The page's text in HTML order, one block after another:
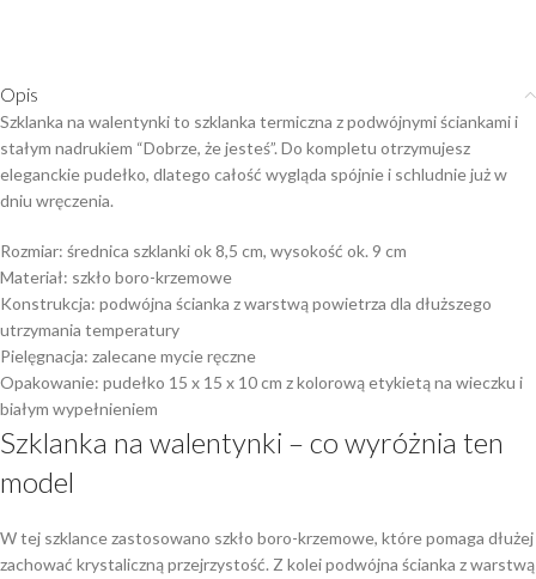
Opis
Szklanka na walentynki to szklanka termiczna z podwójnymi ściankami i
stałym nadrukiem “Dobrze, że jesteś”. Do kompletu otrzymujesz
eleganckie pudełko, dlatego całość wygląda spójnie i schludnie już w
dniu wręczenia.
Rozmiar: średnica szklanki ok 8,5 cm, wysokość ok. 9 cm
Materiał: szkło boro-krzemowe
Konstrukcja: podwójna ścianka z warstwą powietrza dla dłuższego
utrzymania temperatury
Pielęgnacja: zalecane mycie ręczne
Opakowanie: pudełko 15 x 15 x 10 cm z kolorową etykietą na wieczku i
białym wypełnieniem
Szklanka na walentynki – co wyróżnia ten
model
W tej szklance zastosowano szkło boro-krzemowe, które pomaga dłużej
zachować krystaliczną przejrzystość. Z kolei podwójna ścianka z warstwą